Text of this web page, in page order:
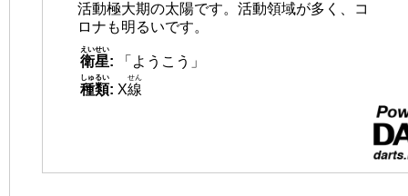
活動極大期の太陽です。活動領域が多く、コ
ロナも明るいです。
衛星
えいせい
:
「ようこう」
種類
しゅるい
: X線
せん